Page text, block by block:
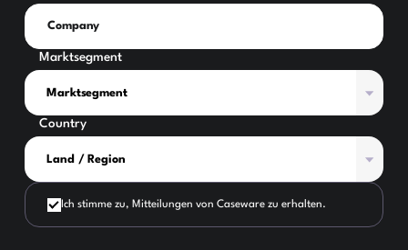
Marktsegment
Country
Ich stimme zu, Mitteilungen von Caseware zu erhalten.